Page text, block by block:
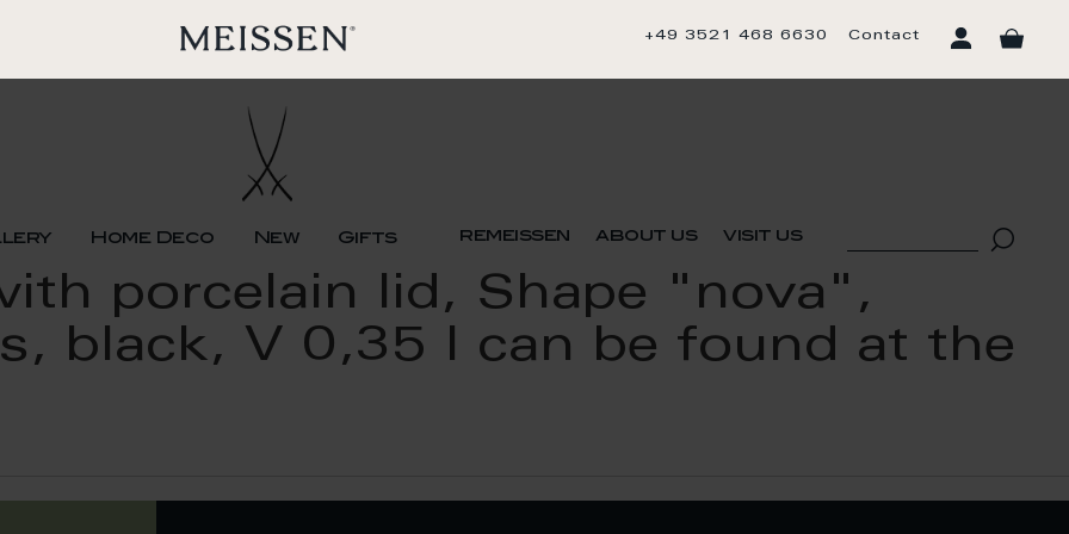
+49 3521 468 6630 Contact
Home Deco New Gifts remeissen about us visit us
porcelain lid, Shape "nova",
black, V 0,35 l can be found at the